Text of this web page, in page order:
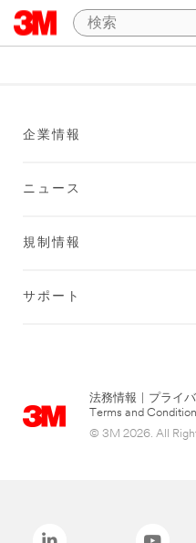
企業情報
ニュース
規制情報
サポート
法務情報 プライ
Terms and
© 3M 2026. All